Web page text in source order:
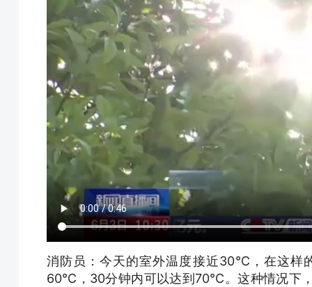
消防员：今天的室外温度接近30℃，在这样
60℃，30分钟内可以达到70℃。这种情况下